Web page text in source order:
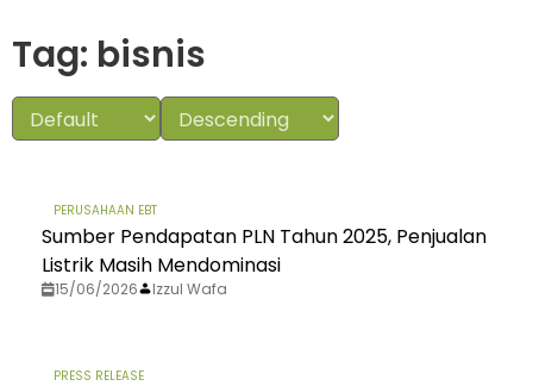
Tag: bisnis
PERUSAHAAN EBT
Sumber Pendapatan PLN Tahun 2025, Penjualan
Listrik Masih Mendominasi
15/06/2026 Izzul Wafa
PRESS RELEASE